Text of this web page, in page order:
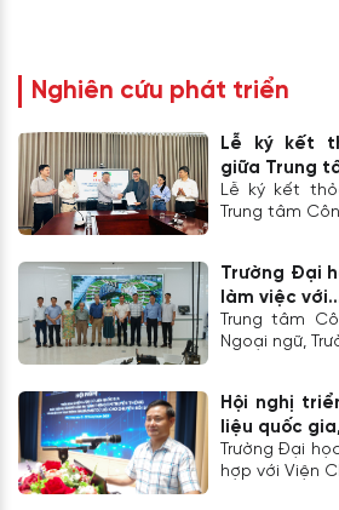
Nghiên cứu phát triển
Lễ ký kết
giữa Trung
Lễ ký kết
Trung tâm
Trường Đại
làm việc
Trung tâm
Ngoại ngữ,
Hội nghị
liệu quốc
Trường Đại
hợp với Viện